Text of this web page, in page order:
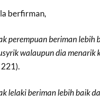
berfirman,
perempuan beriman lebih
walaupun dia menarik
lelaki beriman lebih baik